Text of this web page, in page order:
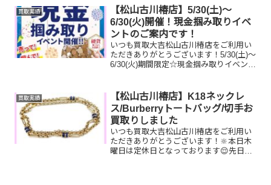
たものや、片手でお持ちいただけるもの
ならお買取りできるお品が...
買取実績
【松山古川椿店】5/30(土)～
6/30(火)開催！現金掴み取りイベ
ントのご案内です！
いつも買取大吉松山古川椿店をご利用い
ただきありがとうございます！5/30(土)～
6/30(火)期間限定☆現金掴み取りイベント
類、テレカ、切手、古銭、現行銭両替は
対...
買取実績
【松山古川椿店】K18ネックレ
ス/Burberryトートバッグ/切手お
買取りしました
いつも買取大吉松山古川椿店をご利用い
ただきありがとうございます！🔆本日木
曜日は定休日となっております😌先日お